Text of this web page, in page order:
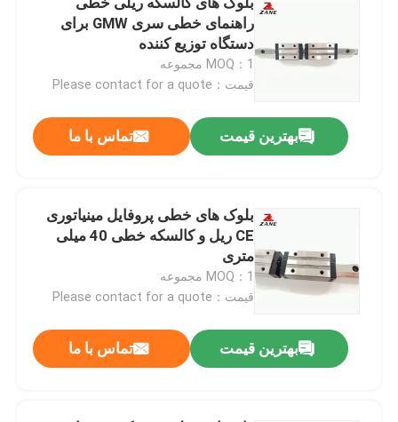
ریل راهنمای خطی
راهنماهای خطی
ماژول راهنمای خطی
ماژول KK
راهنمای خطی سری GMW برای
دستگاه توزیع کننده
MOQ：1 مجموعه
قیمت：Please contact for a quote
بهترین قیمت تماس با ما
بلوک های خطی پروفایل مینیاتوری
CE ریل و کالسکه خطی 40 میلی
متری
MOQ：1 مجموعه
قیمت：Please contact for a quote
بهترین قیمت تماس با ما